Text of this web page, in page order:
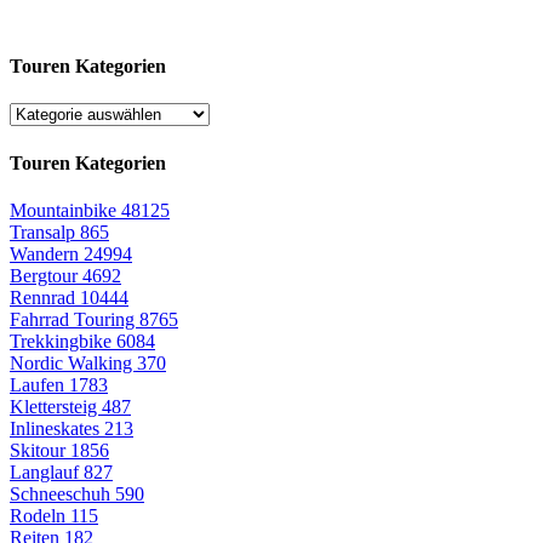
Touren Kategorien
Touren Kategorien
Mountainbike 48125
Transalp 865
Wandern 24994
Bergtour4692
Rennrad 10444
Fahrrad Touring 8765
Trekkingbike 6084
Nordic Walking 370
Laufen 1783
Klettersteig 487
Inlineskates 213
Skitour 1856
Langlauf827
Schneeschuh 590
Rodeln 115
Reiten 182